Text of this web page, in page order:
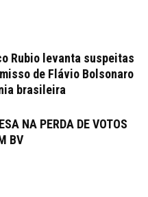
Rubio levanta suspeitas
de Flávio Bolsonaro
brasileira
NA PERDA DE VOTOS
BV